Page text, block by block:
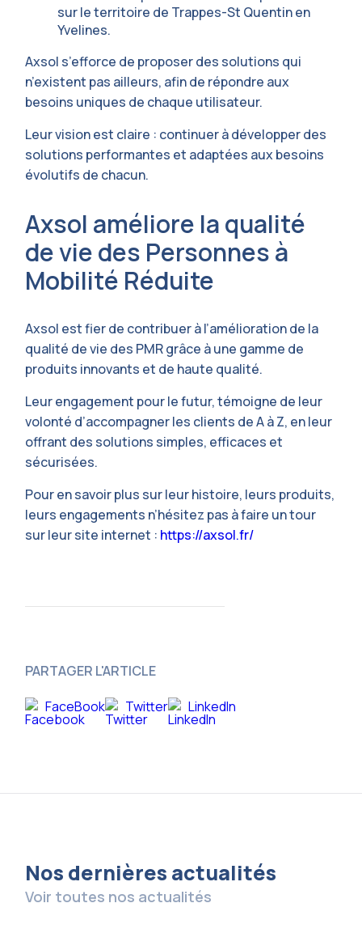
sur le territoire de Trappes-St Quentin en
Yvelines.
Axsol s’efforce de proposer des solutions qui
n’existent pas ailleurs, afin de répondre aux
besoins uniques de chaque utilisateur.
Leur vision est claire : continuer à développer des
solutions performantes et adaptées aux besoins
évolutifs de chacun.
Axsol améliore la qualité
de vie des Personnes à
Mobilité Réduite
Axsol est fier de contribuer à l’amélioration de la
qualité de vie des PMR grâce à une gamme de
produits innovants et de haute qualité.
Leur engagement pour le futur, témoigne de leur
volonté d’accompagner les clients de A à Z, en leur
offrant des solutions simples, efficaces et
sécurisées.
Pour en savoir plus sur leur histoire, leurs produits,
leurs engagements n’hésitez pas à faire un tour
sur leur site internet : https://axsol.fr/
PARTAGER L'ARTICLE
FaceBook
Twitter LinkedIn
Nos dernières actualités
Voir toutes nos actualités